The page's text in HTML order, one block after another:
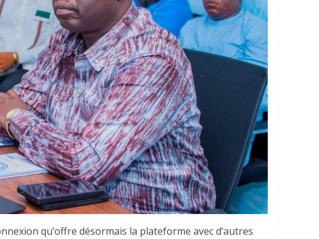
qu’offre désormais la plateforme avec d’autres